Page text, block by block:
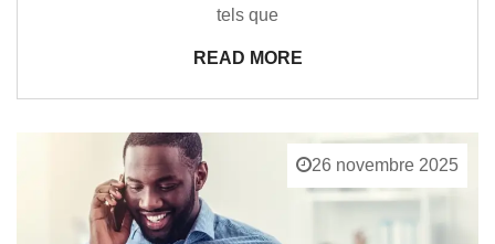
tels que
READ MORE
26 novembre 2025